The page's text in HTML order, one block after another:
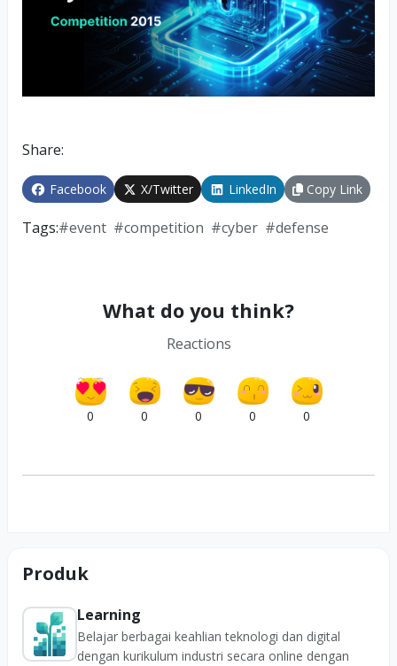
Share:
Facebook X/Twitter LinkedIn Copy Link
Tags:#event #competition #cyber #defense
What do you think?
Reactions
0 0 0 0 0
Produk
Learning
Belajar berbagai keahlian teknologi dan digital
dengan kurikulum industri secara online dengan